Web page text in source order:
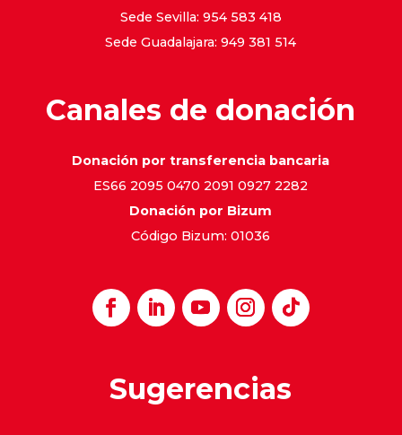
Sede Sevilla: 954 583 418
Sede Guadalajara: 949 381 514
Canales de donación
Donación por transferencia bancaria
ES66 2095 0470 2091 0927 2282
Donación por Bizum
Código Bizum: 01036
Sugerencias